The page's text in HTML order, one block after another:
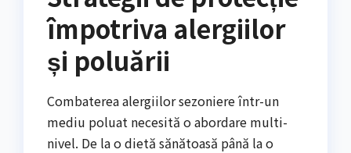
împotriva alergiilor
și poluării
Combaterea alergiilor sezoniere într-un
mediu poluat necesită o abordare multi-
nivel. De la o dietă sănătoasă până la o